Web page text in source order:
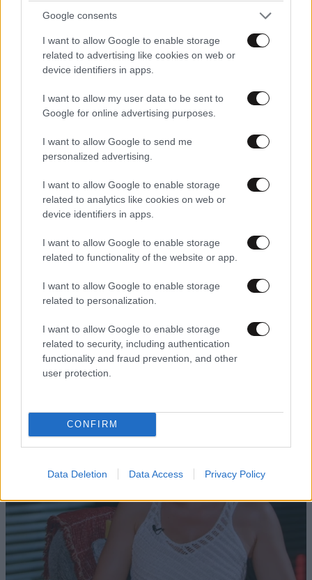
Google consents
I want to allow Google to enable storage
related to advertising like cookies on web or
device identifiers in apps.
I want to allow my user data to be sent to
Google for online advertising purposes.
I want to allow Google to send me
personalized advertising.
I want to allow Google to enable storage
related to analytics like cookies on web or
device identifiers in apps.
I want to allow Google to enable storage
related to functionality of the website or app.
I want to allow Google to enable storage
related to personalization.
I want to allow Google to enable storage
related to security, including authentication
functionality and fraud prevention, and other
user protection.
CONFIRM
Data Deletion Data Access Privacy Policy
Decadance 20·07·2022 21:29
Αυτά ονειρεύεστε αριστεροτεολ. Να φάτε τα λεφτά
των ανθρώπων η όπως λέτε να τα απαλλοτριώσετε
και μετά να λέτε ότι φταίνε οι ευρωπαίοι.
Απαντήστε
20·07·2022 22:19
Πρέπει να είσαι τελείως [...] για να συνδέεις την
με τους αριστερούς... Και οι....ευρωπαίοι που
κολλάνε; Πάρε τα χάπια σου πρώτα πριν
Απαντήστε
TRENDING